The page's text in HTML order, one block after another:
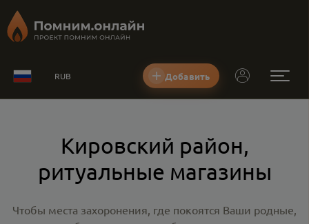
RUB Добавить
Кировский район,
ритуальные магазины
Чтобы места захоронения, где покоятся Ваши родные,